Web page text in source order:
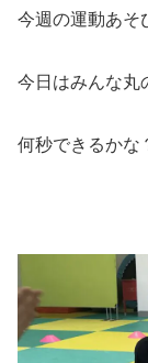
今週の運動あそ
今日はみんな丸
何秒できるかな